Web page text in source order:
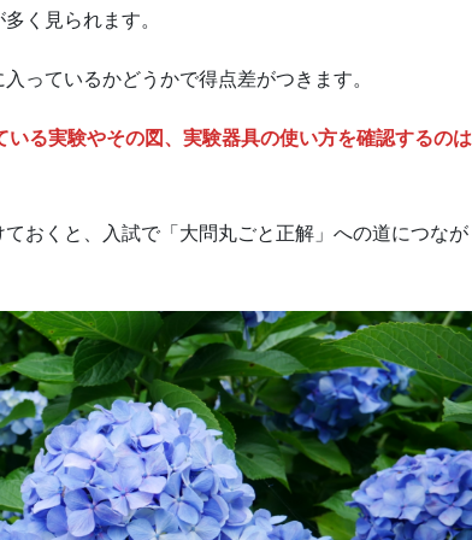
く見られます。
っているかどうかで得点差がつきます。
る実験やその図、実験器具の使い方を確認するのは
おくと、入試で「大問丸ごと正解」への道につなが